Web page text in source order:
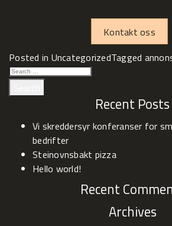
Kontakt oss
Posted in UncategorizedTagged
SEARCH
Recent Posts
Vi skreddersyr konferanser for
bedrifter
Steinovnsbakt pizza
Hello world!
Recent
Archives